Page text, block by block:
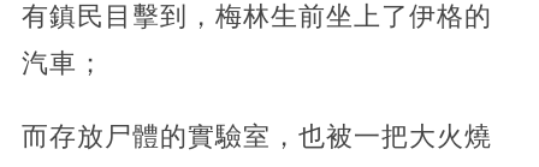
有鎮民目擊到，梅林生前坐上了伊格的
汽車；
而存放尸體的實驗室，也被一把大火燒